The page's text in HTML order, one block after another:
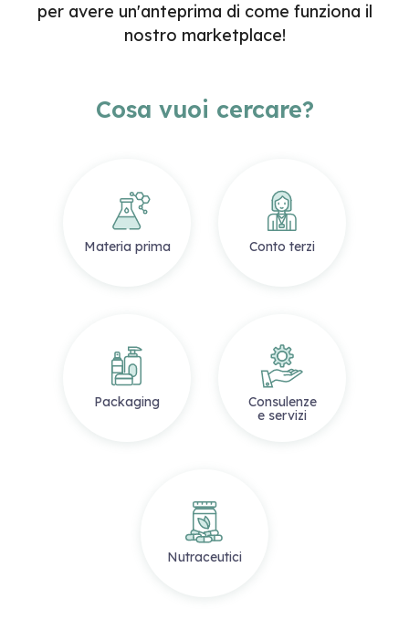
per avere un'anteprima di come funziona il
nostro marketplace!
Cosa vuoi cercare?
Materia prima Conto terzi
Packaging
Consulenze
e servizi
Nutraceutici